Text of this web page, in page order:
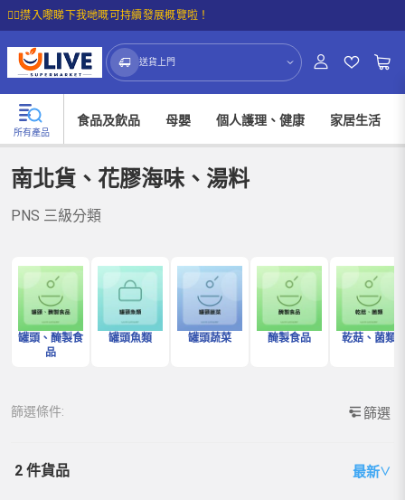
☝🏼㩒入嚟睇下我哋嘅可持續發展概覽啦！
送貨上門
所有產品
食品及飲品 母嬰 個人護理、健康 家居生活
南北貨、花膠海味、湯料
PNS 三級分類
罐頭、醃製食
品
罐頭魚類 罐頭蔬菜 醃製食品 乾菇、菌類
篩選條件: 篩選
2 件貨品 最新∨